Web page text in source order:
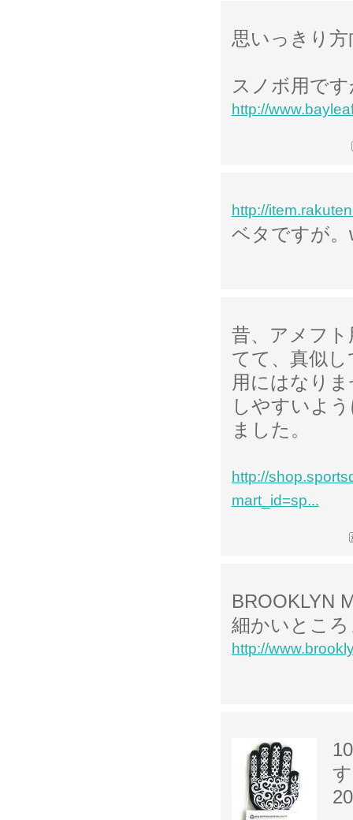
思いっきり
スノボ用で
http://
http://
ベタですが
昔、アメフ
てて、真似
用にはなり
しやすいよ
ました。
http://
mart_id=sp...
BROOKLYN
細かいとこ
http://